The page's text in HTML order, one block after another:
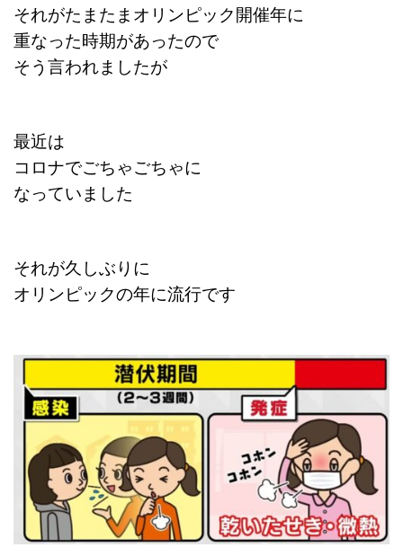
それがたまたまオリンピック開催年に
重なった時期があったので
そう言われましたが
最近は
コロナでごちゃごちゃに
なっていました
それが久しぶりに
オリンピックの年に流行です